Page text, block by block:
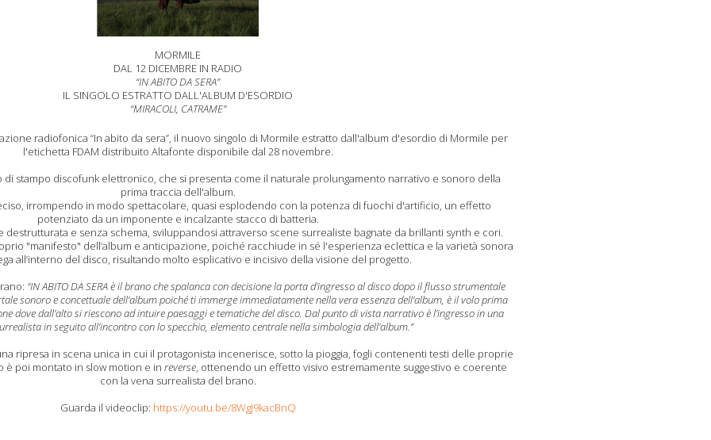
MORMILE
DAL 12 DICEMBRE IN RADIO
“IN ABITO DA SERA”
IL SINGOLO ESTRATTO DALL'ALBUM D'ESORDIO
“MIRACOLI, CATRAME”
radiofonica “In abito da sera”, il nuovo singolo di Mormile estratto dall'album d'esordio di Mormile per
l'etichetta FDAM distribuito Altafonte disponibile dal 28 novembre.
di stampo discofunk elettronico, che si presenta come il naturale prolungamento narrativo e sonoro della
prima traccia dell'album.
irrompendo in modo spettacolare, quasi esplodendo con la potenza di fuochi d'artificio, un effetto
potenziato da un imponente e incalzante stacco di batteria.
e senza schema, sviluppandosi attraverso scene surrealiste bagnate da brillanti synth e cori.
"manifesto" dell’album e anticipazione, poiché racchiude in sé l'esperienza eclettica e la varietà sonora
all’interno del disco, risultando molto esplicativo e incisivo della visione del progetto.
"IN ABITO DA SERA è il brano che spalanca con decisione la porta d’ingresso al disco dopo il flusso strumentale
sonoro e concettuale dell’album poiché ti immerge immediatamente nella vera essenza dell’album, è il volo prima
dove dall’alto si riescono ad intuire paesaggi e tematiche del disco. Dal punto di vista narrativo è l’ingresso in una
in seguito all’incontro con lo specchio, elemento centrale nella simbologia dell’album.”
ripresa in scena unica in cui il protagonista incenerisce, sotto la pioggia, fogli contenenti testi delle proprie
poi montato in slow motion e in reverse, ottenendo un effetto visivo estremamente suggestivo e coerente
con la vena surrealista del brano.
Guarda il videoclip: https://youtu.be/8WgJ9kacBnQ